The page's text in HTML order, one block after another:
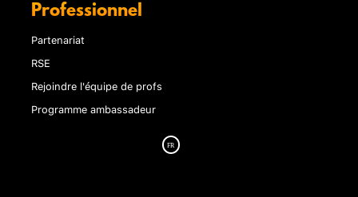
Professionnel
Partenariat
RSE
Rejoindre l'équipe de profs
Programme ambassadeur